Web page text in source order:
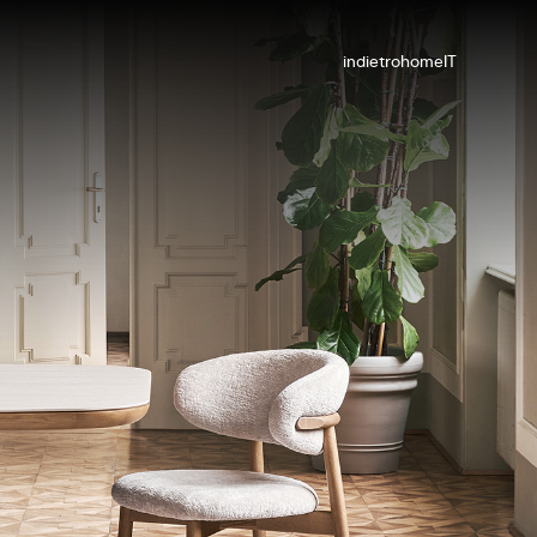
indietrohomeIT